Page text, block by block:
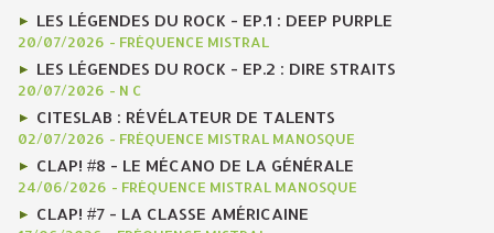
LES LÉGENDES DU ROCK - EP.1 : DEEP PURPLE
20/07/2026 - FRÉQUENCE MISTRAL
LES LÉGENDES DU ROCK - EP.2 : DIRE STRAITS
20/07/2026 - N C
CITESLAB : RÉVÉLATEUR DE TALENTS
02/07/2026 - FRÉQUENCE MISTRAL MANOSQUE
CLAP! #8 - LE MÉCANO DE LA GÉNÉRALE
24/06/2026 - FRÉQUENCE MISTRAL MANOSQUE
CLAP! #7 - LA CLASSE AMÉRICAINE